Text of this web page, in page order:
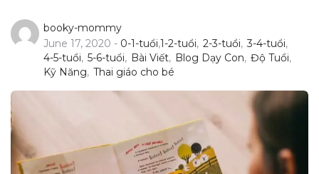
booky-mommy
June 17, 2020 - 0-1-tuổi,1-2-tuổi, 2-3-tuổi, 3-4-tuổi,
4-5-tuổi, 5-6-tuổi, Bài Viết, Blog Dạy Con, Độ Tuổi,
Kỹ Năng, Thai giáo cho bé